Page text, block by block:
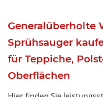
Generalüberholte
Sprühsauger
für Teppiche,
Oberflächen